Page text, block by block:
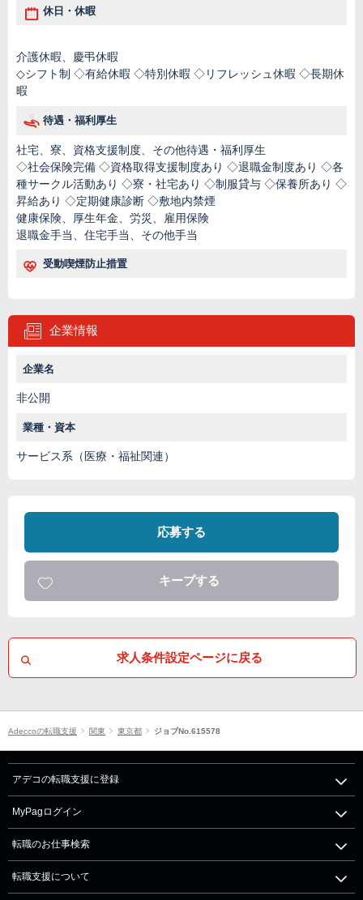
休日・休暇
介護休暇、慶弔休暇
◇シフト制 ◇有給休暇 ◇特別休暇 ◇リフレッシュ休暇 ◇長期休
暇
待遇・福利厚生
社宅、寮、資格支援制度、その他待遇・福利厚生
◇社会保険完備 ◇資格取得支援制度あり ◇退職金制度あり ◇各
種サークル活動あり ◇寮・社宅あり ◇制服貸与 ◇保養所あり ◇
昇給あり ◇定期健康診断 ◇敷地内禁煙
健康保険、厚生年金、労災、雇用保険
退職金手当、住宅手当、その他手当
受動喫煙防止措置
企業情報
企業名
非公開
業種・資本
サービス系（医療・福祉関連）
応募する
キープする
求人条件設定ページに戻る
Adeccoの転職支援 関東 東京都 ジョブNo.615578
アデコの転職支援に登録
MyPagログイン
転職のお仕事検索
転職支援について